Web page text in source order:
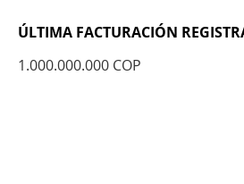
ÚLTIMA FACTURACIÓN
1.000.000.000 COP